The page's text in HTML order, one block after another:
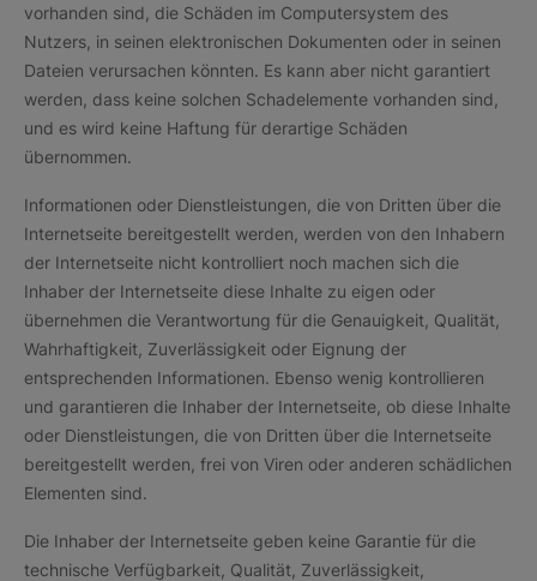
vorhanden sind, die Schäden im Computersystem des
Nutzers, in seinen elektronischen Dokumenten oder in seinen
Dateien verursachen könnten. Es kann aber nicht garantiert
werden, dass keine solchen Schadelemente vorhanden sind,
und es wird keine Haftung für derartige Schäden
übernommen.
Informationen oder Dienstleistungen, die von Dritten über die
Internetseite bereitgestellt werden, werden von den Inhabern
der Internetseite nicht kontrolliert noch machen sich die
Inhaber der Internetseite diese Inhalte zu eigen oder
übernehmen die Verantwortung für die Genauigkeit, Qualität,
Wahrhaftigkeit, Zuverlässigkeit oder Eignung der
entsprechenden Informationen. Ebenso wenig kontrollieren
und garantieren die Inhaber der Internetseite, ob diese Inhalte
oder Dienstleistungen, die von Dritten über die Internetseite
bereitgestellt werden, frei von Viren oder anderen schädlichen
Elementen sind.
Die Inhaber der Internetseite geben keine Garantie für die
technische Verfügbarkeit, Qualität, Zuverlässigkeit,